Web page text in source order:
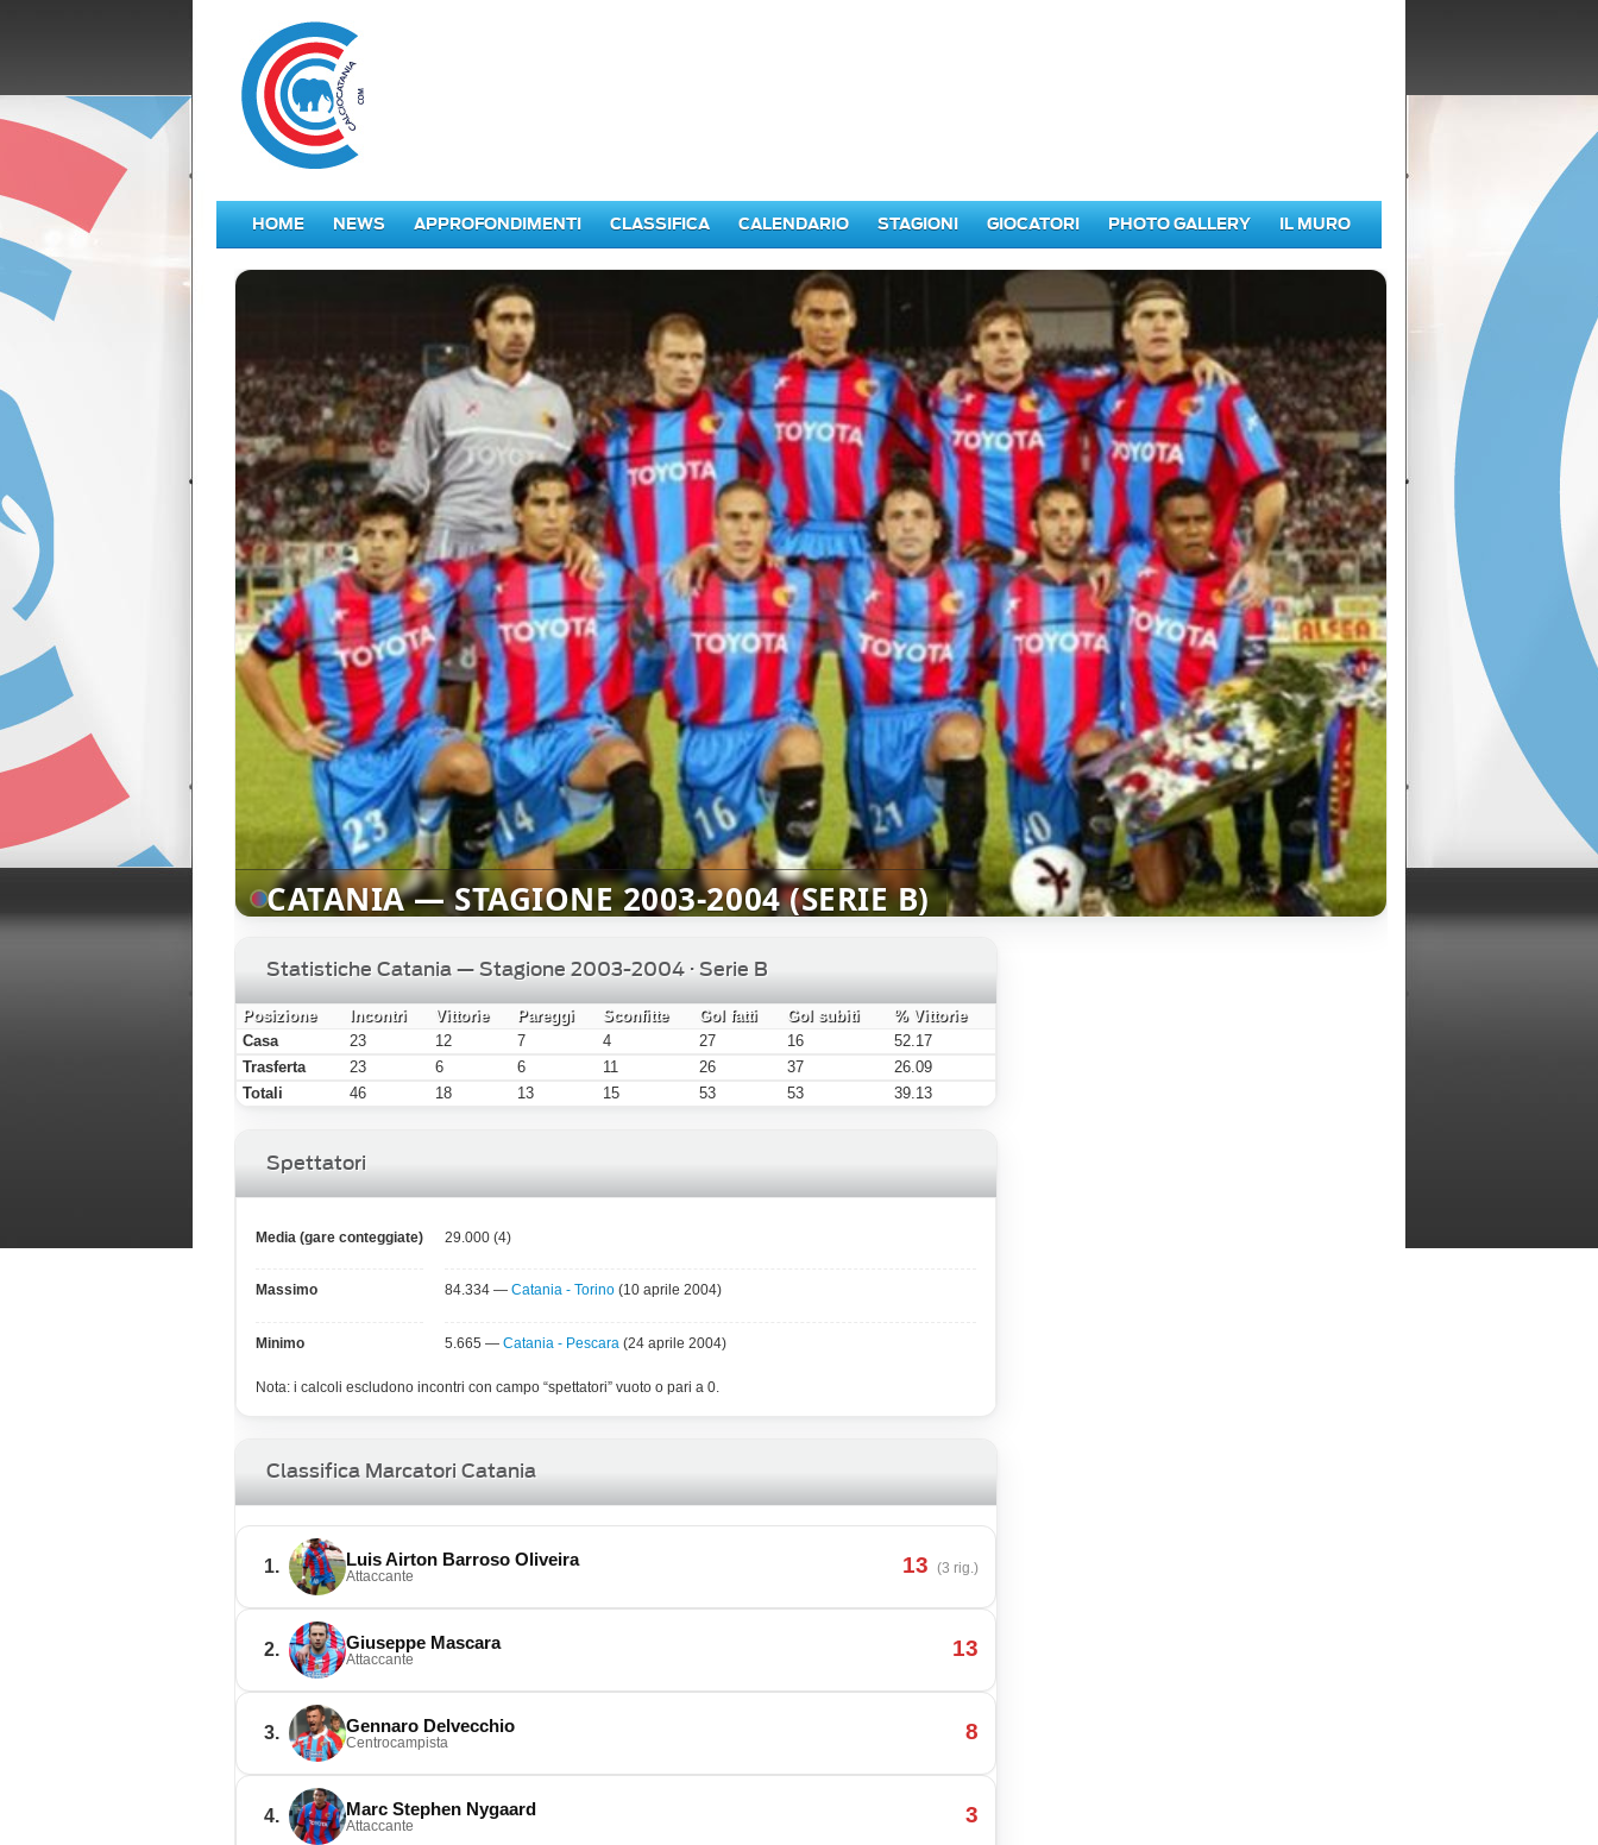
HOME NEWS APPROFONDIMENTI CLASSIFICA CALENDARIO STAGIONI GIOCATORI PHOTO GALLERY IL MURO
CATANIA — STAGIONE 2003-2004 (SERIE B)
Statistiche Catania — Stagione 2003-2004 · Serie B
Posizione Incontri Vittorie Pareggi Sconfitte Gol fatti Gol subiti
% Vittorie
Casa
23 12 7 4 27 16
52.17
Trasferta
23 6 6 11 26 37
26.09
Totali
46 18 13 15 53 53 39.13
Spettatori
Media (gare conteggiate) 29.000 (4)
Massimo 84.334 — Catania - Torino (10 aprile 2004)
Minimo 5.665 — Catania - Pescara (24 aprile 2004)
Nota: i calcoli escludono incontri con campo “spettatori” vuoto o pari a 0.
Classifica Marcatori Catania
1. Luis Airton Barroso Oliveira
Attaccante 13 (3 rig.)
2. Giuseppe Mascara
Attaccante 13
3. Gennaro Delvecchio
Centrocampista 8
4. Marc Stephen Nygaard
Attaccante 3